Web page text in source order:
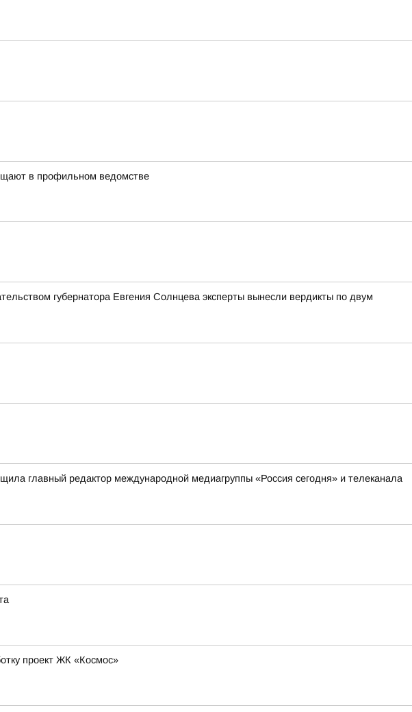
в профильном ведомстве
губернатора Евгения Солнцева эксперты вынесли вердикты по двум
главный редактор международной медиагруппы «Россия сегодня» и телеканала
проект ЖК «Космос»